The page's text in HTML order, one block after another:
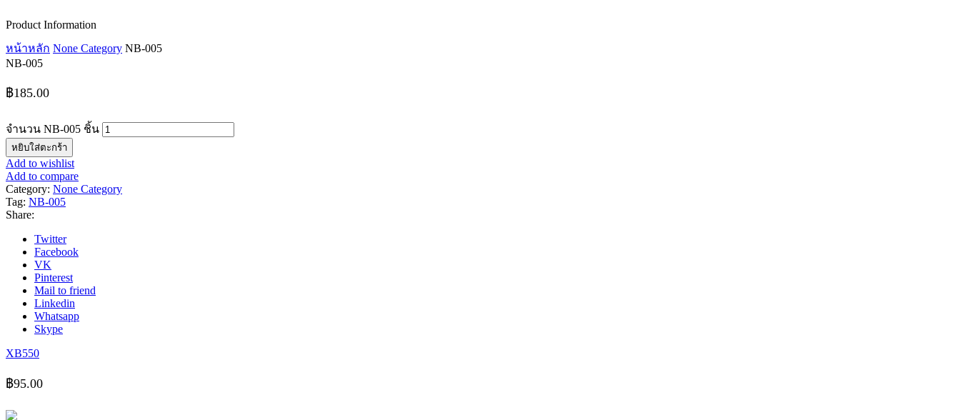
Product Information
หน้าหลัก None Category NB-005
NB-005
฿185.00
จำนวน NB-005 ชิ้น
หยิบใส่ตะกร้า
Add to wishlist
Add to compare
Category: None Category
Tag: NB-005
Share:
Twitter
Facebook
VK
Pinterest
Mail to friend
Linkedin
Whatsapp
Skype
XB550
฿95.00